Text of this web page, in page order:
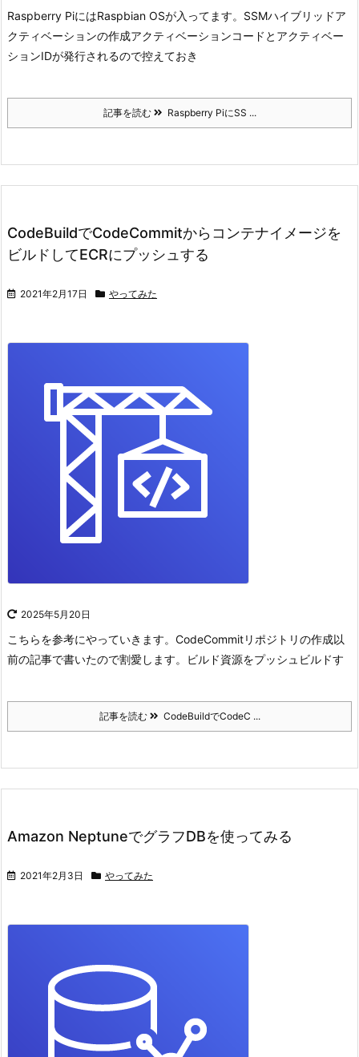
Raspberry PiにはRaspbian OSが入ってます。 SSMハイブリッドア
クティベーションの作成アクティベーションコードとアクティベー
ションIDが発行されるので控えておき
記事を読む Raspberry PiにSS ...
CodeBuildでCodeCommitからコンテナイメージを
ビルドしてECRにプッシュする
2021年2月17日 やってみた
2025年5月20日
こちらを参考にやっていきます。 CodeCommitリポジトリの作成以
前の記事で書いたので割愛します。
ビルド資源をプッシュ ビルドす
記事を読む CodeBuildでCodeC ...
Amazon NeptuneでグラフDBを使ってみる
2021年2月3日 やってみた